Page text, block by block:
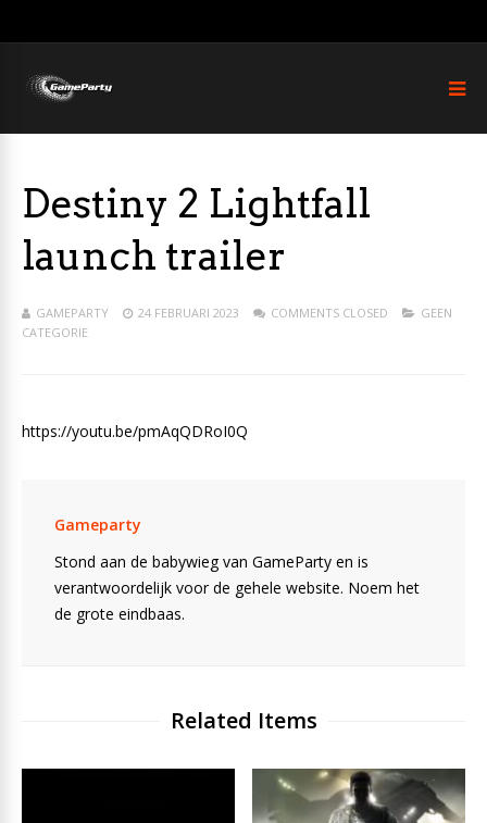
Destiny 2 Lightfall
launch trailer
GAMEPARTY 24 FEBRUARI 2023 COMMENTS CLOSED
GEEN
CATEGORIE
https://youtu.be/pmAqQDRoI0Q
Gameparty
Stond aan de babywieg van GameParty en is
verantwoordelijk voor de gehele website. Noem het
de grote eindbaas.
Related Items